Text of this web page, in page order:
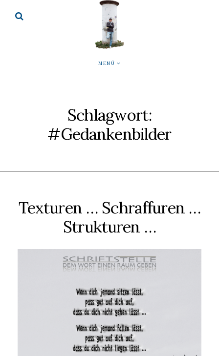
MENÜ
Schlagwort:
#Gedankenbilder
Texturen … Schraffuren …
Strukturen …